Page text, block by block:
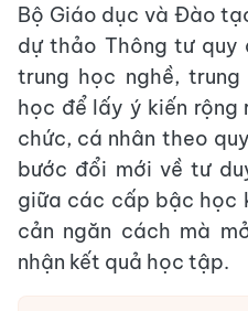
Bộ Giáo dục và Đào
dự thảo Thông tư quy
trung học nghề,
học để lấy ý kiến
chức, cá nhân theo
bước đổi mới về tư
giữa các cấp bậc học
cản ngăn cách mà
nhận kết quả học tập.